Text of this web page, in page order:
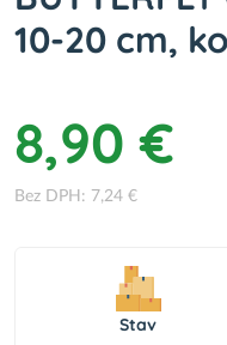
10-20 cm,
8,90 €
Bez DPH: 7,24 €
Stav